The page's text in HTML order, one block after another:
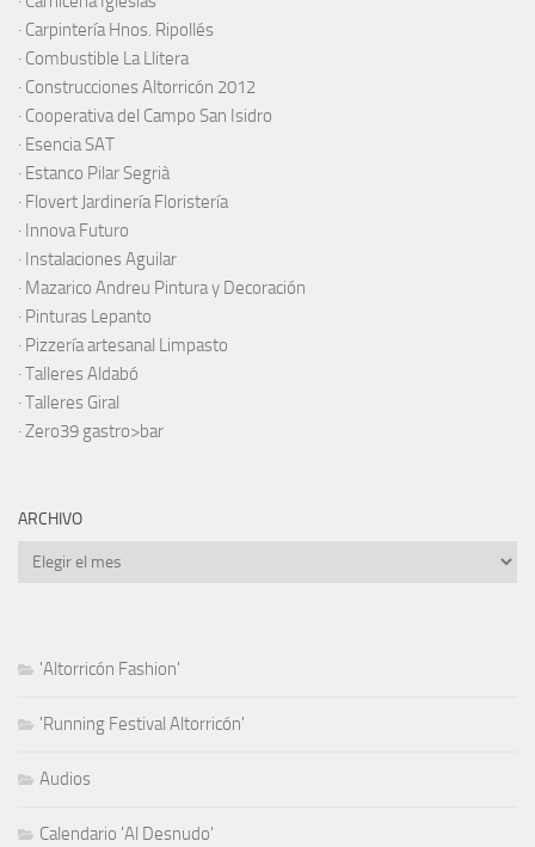
· Carpintería Hnos. Ripollés
· Combustible La Llitera
· Construcciones Altorricón 2012
· Cooperativa del Campo San Isidro
· Esencia SAT
· Estanco Pilar Segrià
· Flovert Jardinería Floristería
· Innova Futuro
· Instalaciones Aguilar
· Mazarico Andreu Pintura y Decoración
· Pinturas Lepanto
· Pizzería artesanal Limpasto
· Talleres Aldabó
· Talleres Giral
· Zero39 gastro>bar
ARCHIVO
Archivo
'Altorricón Fashion'
'Running Festival Altorricón'
Audios
Calendario 'Al Desnudo'